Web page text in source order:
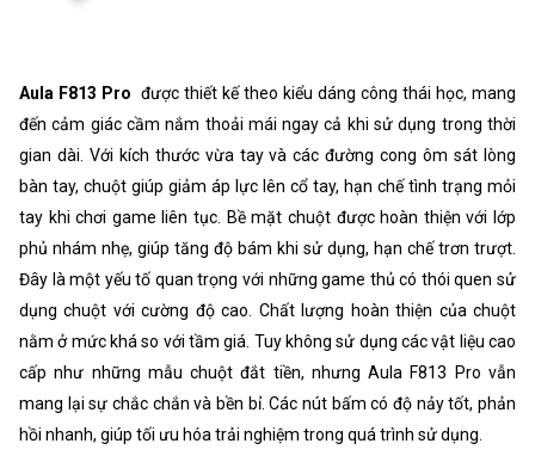
Aula F813 Pro được thiết kế theo kiểu dáng công thái học, mang
đến cảm giác cầm nắm thoải mái ngay cả khi sử dụng trong thời
gian dài. Với kích thước vừa tay và các đường cong ôm sát lòng
bàn tay, chuột giúp giảm áp lực lên cổ tay, hạn chế tình trạng mỏi
tay khi chơi game liên tục. Bề mặt chuột được hoàn thiện với lớp
phủ nhám nhẹ, giúp tăng độ bám khi sử dụng, hạn chế trơn trượt.
Đây là một yếu tố quan trọng với những game thủ có thói quen sử
dụng chuột với cường độ cao. Chất lượng hoàn thiện của chuột
nằm ở mức khá so với tầm giá. Tuy không sử dụng các vật liệu cao
cấp như những mẫu chuột đắt tiền, nhưng Aula F813 Pro vẫn
mang lại sự chắc chắn và bền bỉ. Các nút bấm có độ nảy tốt, phản
hồi nhanh, giúp tối ưu hóa trải nghiệm trong quá trình sử dụng.